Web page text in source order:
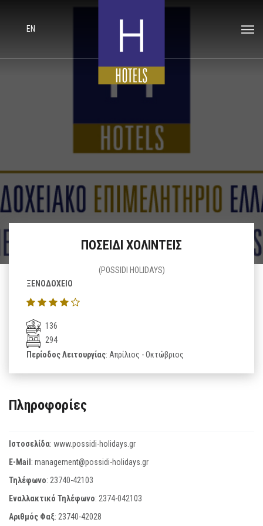
EN
ΠΟΣΕΙΔΙ ΧΟΛΙΝΤΕΙΣ
(POSSIDI HOLIDAYS)
ΞΕΝΟΔΟΧΕΙΟ
136
294
Περίοδος Λειτουργίας: Απρίλιος - Οκτώβριος
Πληροφορίες
Ιστοσελίδα: www.possidi-holidays.gr
E-Mail: management@possidi-holidays.gr
Τηλέφωνο: 23740-42103
Εναλλακτικό Τηλέφωνο: 2374-042103
Αριθμός Φαξ: 23740-42028